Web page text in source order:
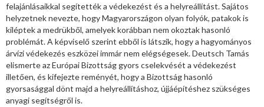
felajánlásaikkal segítették a védekezést és a helyreállítást. Sajátos
helyzetnek nevezte, hogy Magyarországon olyan folyók, patakok is
kiléptek a medrükből, amelyek korábban nem okoztak hasonló
problémát. A képviselő szerint ebből is látszik, hogy a hagyományos
árvízi védekezés eszközei immár nem elégségesek. Deutsch Tamás
elismerte az Európai Bizottság gyors cselekvését a védekezést
illetően, és kifejezte reményét, hogy a Bizottság hasonló
gyorsasággal dönt majd a helyreállításhoz, újjáépítéshez szükséges
anyagi segítségről is.